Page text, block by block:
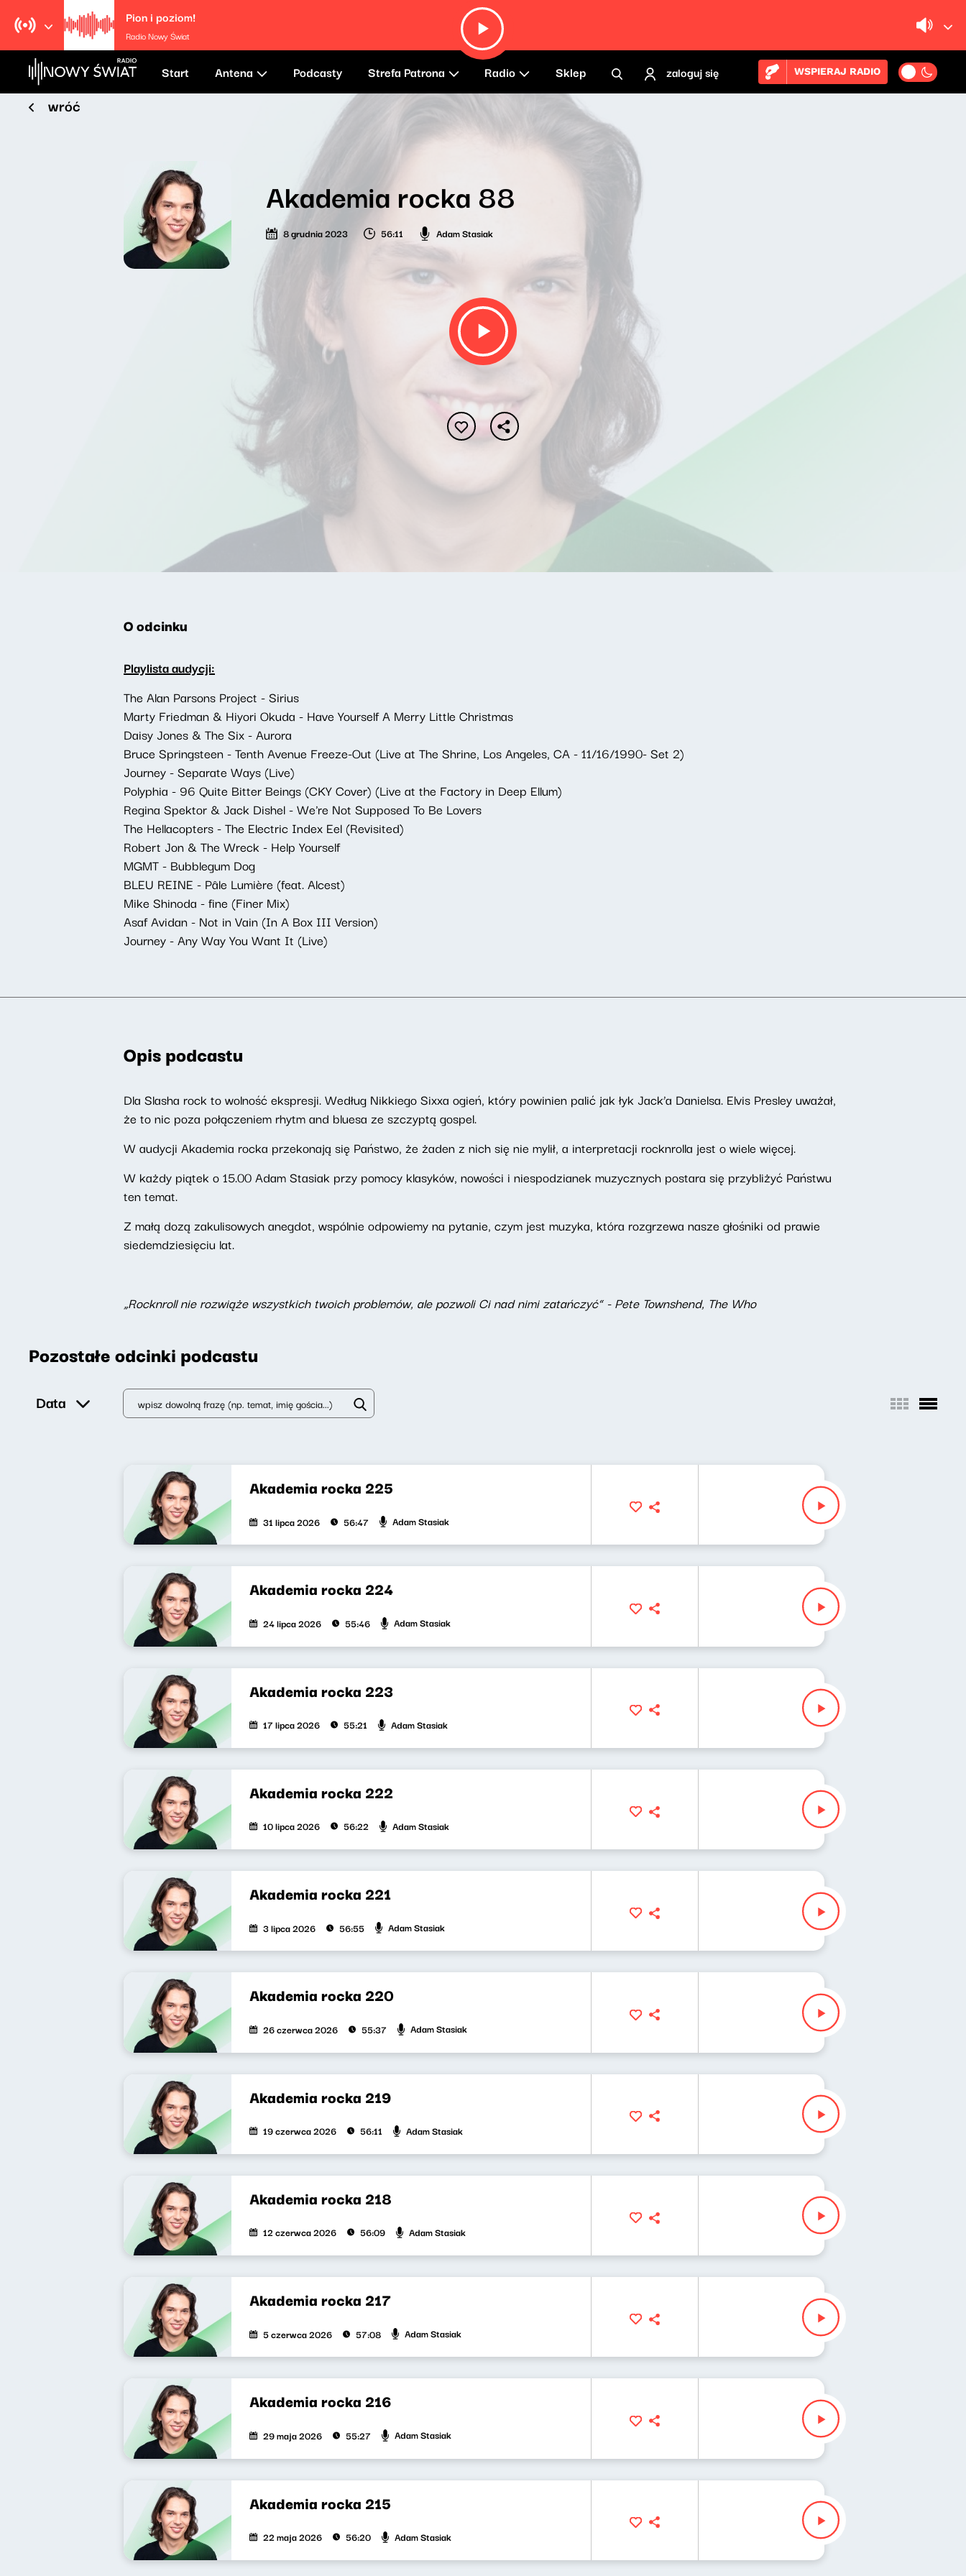
Pion i poziom!
Radio Nowy Świat
Start Antena Podcasty Strefa Patrona Radio Sklep zaloguj się WSPIERAJ RADIO
wróć
Akademia rocka 88
8 grudnia 2023 56:11 Adam Stasiak
O odcinku
Playlista audycji:
The Alan Parsons Project - Sirius
Marty Friedman & Hiyori Okuda - Have Yourself A Merry Little Christmas
Daisy Jones & The Six - Aurora
Bruce Springsteen - Tenth Avenue Freeze-Out (Live at The Shrine, Los Angeles, CA - 11/16/1990- Set 2)
Journey - Separate Ways (Live)
Polyphia - 96 Quite Bitter Beings (CKY Cover) (Live at the Factory in Deep Ellum)
Regina Spektor & Jack Dishel - We're Not Supposed To Be Lovers
The Hellacopters - The Electric Index Eel (Revisited)
Robert Jon & The Wreck - Help Yourself
MGMT - Bubblegum Dog
BLEU REINE - Pâle Lumière (feat. Alcest)
Mike Shinoda - fine (Finer Mix)
Asaf Avidan - Not in Vain (In A Box III Version)
Journey - Any Way You Want It (Live)
Opis podcastu
Dla Slasha rock to wolność ekspresji. Według Nikkiego Sixxa ogień, który powinien palić jak łyk Jack’a Danielsa. Elvis Presley uważał,
że to nic poza połączeniem rhytm and bluesa ze szczyptą gospel.
W audycji Akademia rocka przekonają się Państwo, że żaden z nich się nie mylił, a interpretacji rocknrolla jest o wiele więcej.
W każdy piątek o 15.00 Adam Stasiak przy pomocy klasyków, nowości i niespodzianek muzycznych postara się przybliżyć Państwu
ten temat.
Z małą dozą zakulisowych anegdot, wspólnie odpowiemy na pytanie, czym jest muzyka, która rozgrzewa nasze głośniki od prawie
siedemdziesięciu lat.
„Rocknroll nie rozwiąże wszystkich twoich problemów, ale pozwoli Ci nad nimi zatańczyć” - Pete Townshend, The Who
Pozostałe odcinki podcastu
Data
Akademia rocka 225
31 lipca 2026 56:47 Adam Stasiak
Akademia rocka 224
24 lipca 2026 55:46 Adam Stasiak
Akademia rocka 223
17 lipca 2026 55:21 Adam Stasiak
Akademia rocka 222
10 lipca 2026 56:22 Adam Stasiak
Akademia rocka 221
3 lipca 2026 56:55 Adam Stasiak
Akademia rocka 220
26 czerwca 2026 55:37 Adam Stasiak
Akademia rocka 219
19 czerwca 2026 56:11 Adam Stasiak
Akademia rocka 218
12 czerwca 2026 56:09 Adam Stasiak
Akademia rocka 217
5 czerwca 2026 57:08 Adam Stasiak
Akademia rocka 216
29 maja 2026 55:27 Adam Stasiak
Akademia rocka 215
22 maja 2026 56:20 Adam Stasiak